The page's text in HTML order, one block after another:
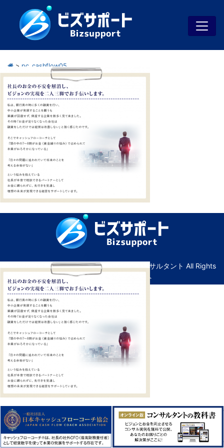
> pc_cashflow05
© Copyright ビズサポート｜広島の経営コンサルタント All Rights
Reserved. ｜
管理画面へ